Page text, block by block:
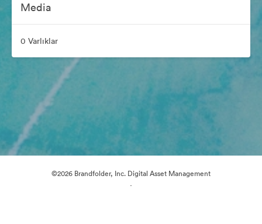
Media
0 Varlıklar
©2026 Brandfolder, Inc. Digital Asset Management
·